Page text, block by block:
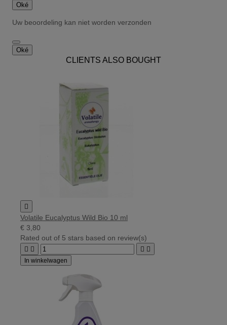
Oké
Uw beoordeling kan niet worden verzonden
Oké
CLIENTS ALSO BOUGHT

Volatile Eucalyptus Wild Bio 10 ml
€ 3,80
Rated out of 5 stars based on review(s)
   
In winkelwagen